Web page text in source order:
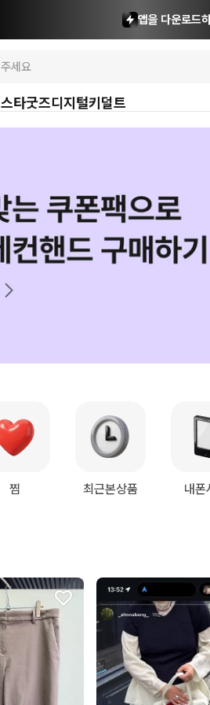
앱을 다운로드
스타굿즈디지털키덜트
찜 최근본상품 내폰